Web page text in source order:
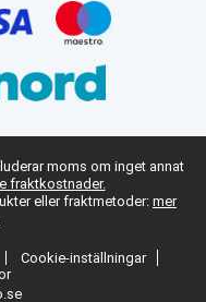
moms om inget annat
fraktkostnader.
eller fraktmetoder: mer
Cookie-inställningar